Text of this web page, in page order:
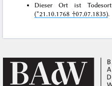
Dieser Ort ist
(*21.10.1768 †07.07.1835).